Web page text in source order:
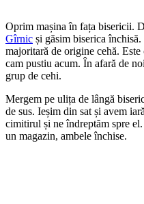
Oprim mașina în fața bisericii.
Gîrnic și găsim biserica
majoritară de origine cehă.
cam pustiu acum. În afară de
grup de cehi.
Mergem pe ulița de lângă
de sus. Ieșim din sat și avem
cimitirul și ne îndreptăm spre
un magazin, ambele închise.